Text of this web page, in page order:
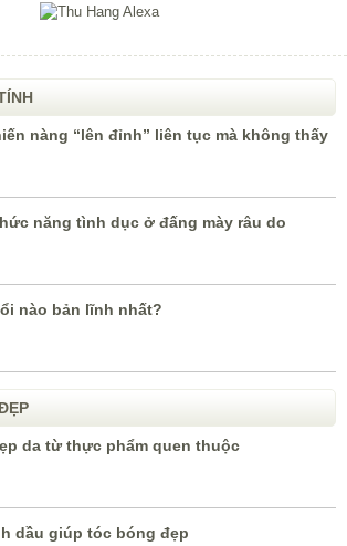
nàng “lên đỉnh” liên tục mà không thấy
năng tình dục ở đấng mày râu do
nào bản lĩnh nhất?
da từ thực phẩm quen thuộc
dầu giúp tóc bóng đẹp